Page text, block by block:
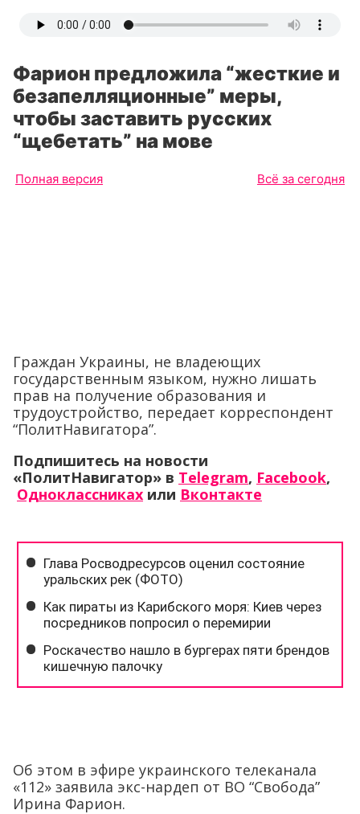
Фарион предложила “жесткие и
безапелляционные” меры,
чтобы заставить русских
“щебетать” на мове
Полная версия Всё за сегодня
Граждан Украины, не владеющих
государственным языком, нужно лишать
прав на получение образования и
трудоустройство, передает корреспондент
“ПолитНавигатора”.
Подпишитесь на новости
«ПолитНавигатор» в Telegram, Facebook,
Одноклассниках или Вконтакте
Об этом в эфире украинского телеканала
«112» заявила экс-нардеп от ВО “Свобода”
Ирина Фарион.